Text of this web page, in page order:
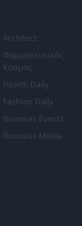
Architect
Φαρμακευτικός
Κόσμος
Health Daily
Fashion Daily
Boussias Events
Boussias Media